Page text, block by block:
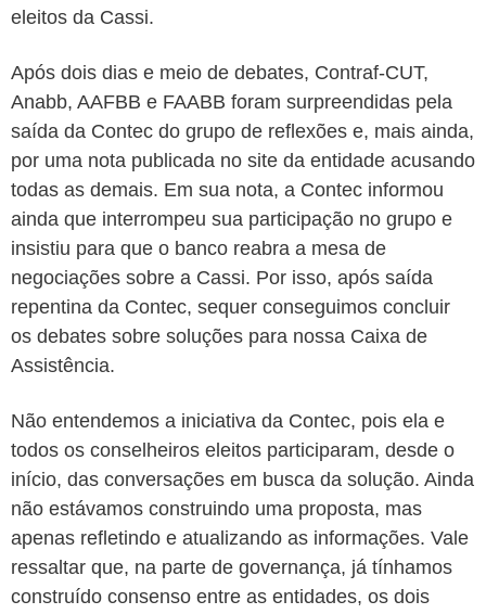
eleitos da Cassi.
Após dois dias e meio de debates, Contraf-CUT,
Anabb, AAFBB e FAABB foram surpreendidas pela
saída da Contec do grupo de reflexões e, mais ainda,
por uma nota publicada no site da entidade acusando
todas as demais. Em sua nota, a Contec informou
ainda que interrompeu sua participação no grupo e
insistiu para que o banco reabra a mesa de
negociações sobre a Cassi. Por isso, após saída
repentina da Contec, sequer conseguimos concluir
os debates sobre soluções para nossa Caixa de
Assistência.
Não entendemos a iniciativa da Contec, pois ela e
todos os conselheiros eleitos participaram, desde o
início, das conversações em busca da solução. Ainda
não estávamos construindo uma proposta, mas
apenas refletindo e atualizando as informações. Vale
ressaltar que, na parte de governança, já tínhamos
construído consenso entre as entidades, os dois